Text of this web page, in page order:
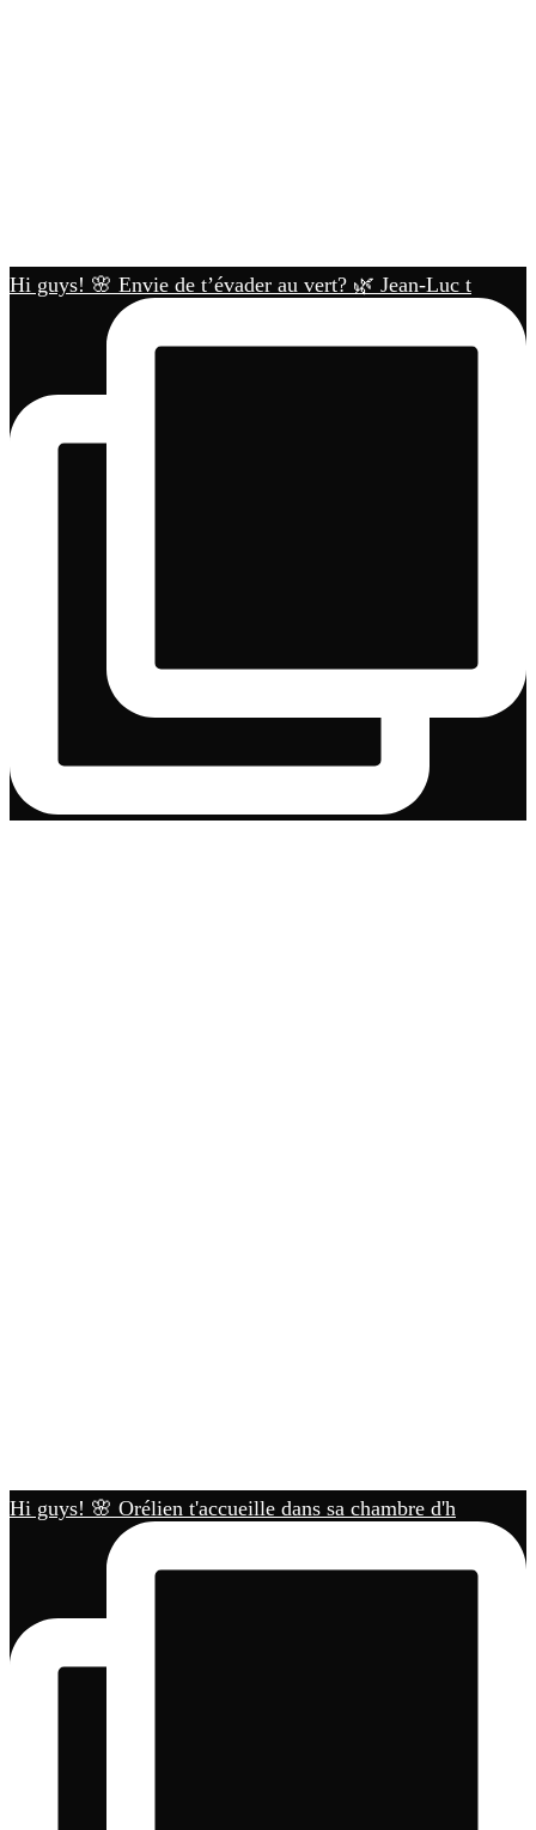
Hi guys! 🌸 Envie de t’évader au vert? 🌿 Jean-Luc t
Hi guys! 🌸 Orélien t'accueille dans sa chambre d'h